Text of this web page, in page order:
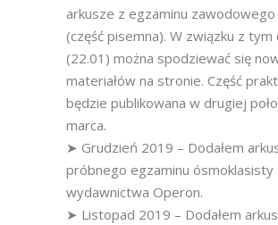
arkusze z egzaminu
(część pisemna). W związku z tym
(22.01) można spodziewać się
materiałów na stronie. Część
będzie publikowana w drugiej
marca.
➤ Grudzień 2019 – Dodałem
próbnego egzaminu ósmoklasisty
wydawnictwa Operon.
➤ Listopad 2019 – Dodałem